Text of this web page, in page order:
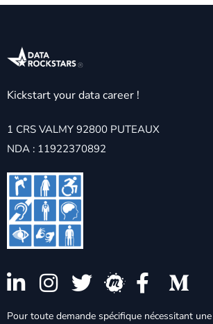
Kickstart your data career !
1 CRS VALMY 92800 PUTEAUX
NDA : 11922370892
Pour toute demande spécifique nécessitant